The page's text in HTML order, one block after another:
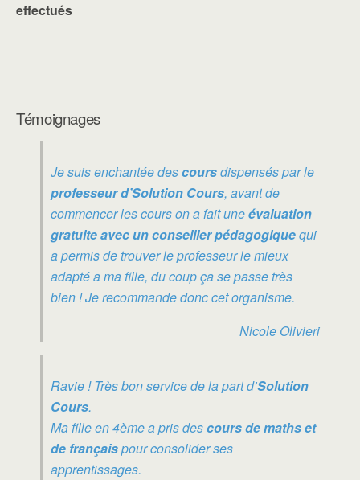
effectués
Témoignages
Je suis enchantée descoursdispensés par le
professeur d’Solution Cours, avant de
commencer les cours on a fait uneévaluation
gratuite avec un conseiller pédagogiquequi
a permis de trouver le professeur le mieux
adapté a ma fille, du coup ça se passe très
bien ! Je recommande donc cet organisme.
Nicole Olivieri
Ravie ! Très bon service de la part d’Solution
Cours.
Ma fille en 4ème a pris descours de maths et
de françaispour consolider ses
apprentissages.